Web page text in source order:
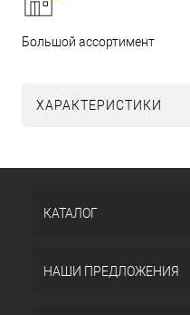
Большой ассортимент
ХАРАКТЕРИСТИКИ
КАТАЛОГ
НАШИ ПРЕДЛОЖЕНИЯ